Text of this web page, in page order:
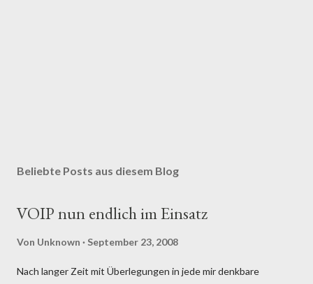
Beliebte Posts aus diesem Blog
VOIP nun endlich im Einsatz
Von Unknown September 23, 2008
Nach langer Zeit mit Überlegungen in jede mir denkbare